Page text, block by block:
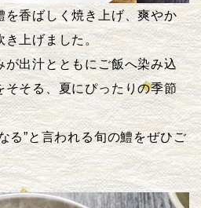
を香ばしく焼き上げ、爽やか
き上げました。
が出汁とともにご飯へ染み込
そそる、夏にぴったりの季節
る”と言われる旬の鱧をぜひご